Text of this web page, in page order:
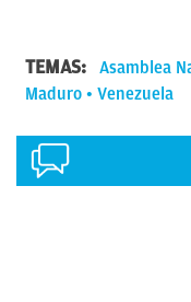
TEMAS: Asamblea
Maduro
Venezuela